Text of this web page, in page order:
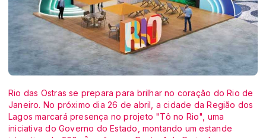
Rio das Ostras se prepara para brilhar no coração do Rio de
Janeiro. No próximo dia 26 de abril, a cidade da Região dos
Lagos marcará presença no projeto "Tô no Rio", uma
iniciativa do Governo do Estado, montando um estande